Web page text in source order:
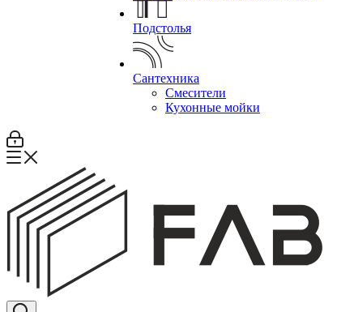
Подстолья
Сантехника
Смесители
Кухонные мойки